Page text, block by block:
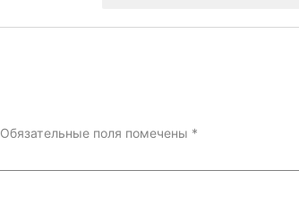
Обязательные поля помечены *